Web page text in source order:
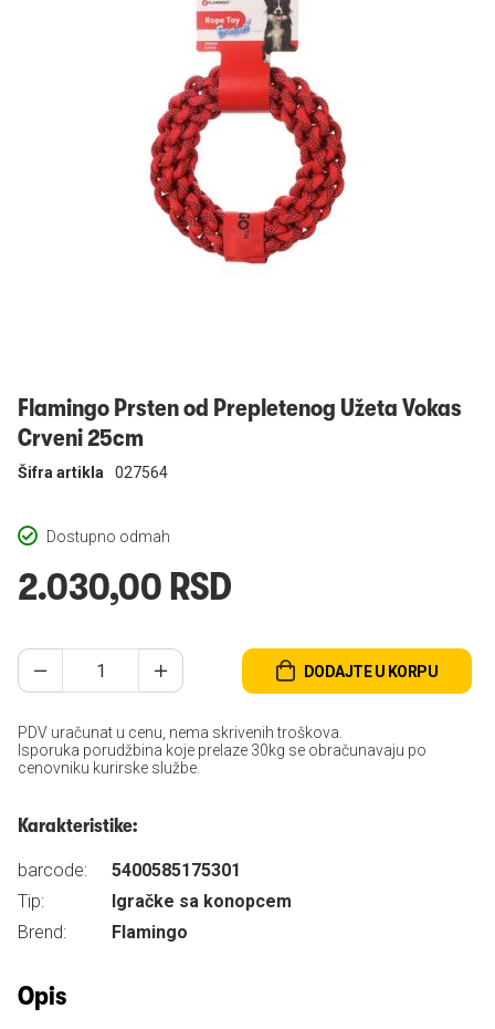
Flamingo Prsten od Prepletenog Užeta Vokas
Crveni 25cm
Dostupno odmah
Šifra artikla 027564
2.030,00 RSD
DODAJTE U KORPU
PDV uračunat u cenu, nema skrivenih troškova.
Isporuka porudžbina koje prelaze 30kg se obračunavaju po
cenovniku kurirske službe.
Karakteristike:
barcode:
5400585175301
Tip:
Igračke sa konopcem
Brend:
Flamingo
Opis